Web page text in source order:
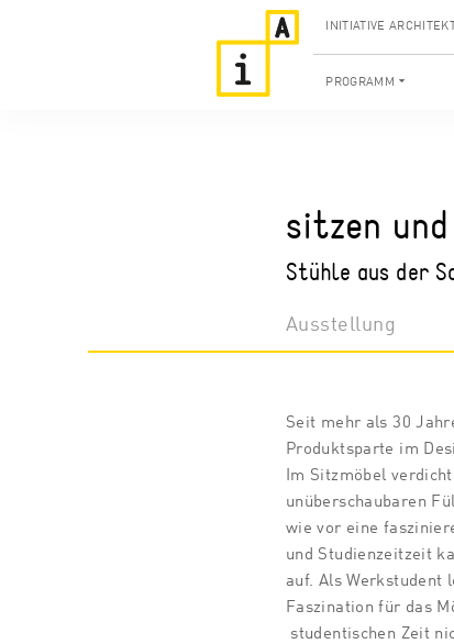
INITIATIVE
PROGRAMM
sitzen
Stühle aus der
Ausstellung
Seit mehr als 30
Produktsparte im
Im Sitzmöbel
unüberschaubaren
wie vor eine
und Studienzeitzeit
auf. Als Werkstudent
Faszination für das
studentischen Zeit